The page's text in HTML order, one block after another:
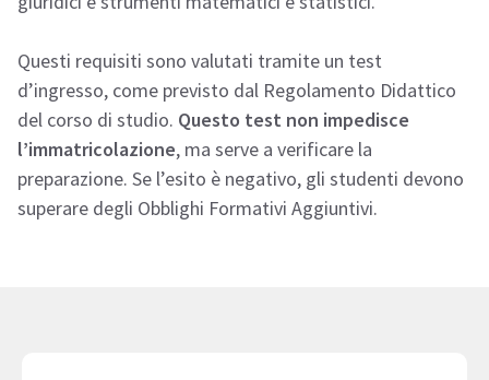
Questi requisiti sono valutati tramite un test
d’ingresso, come previsto dal Regolamento Didattico
del corso di studio. Questo test non impedisce
l’immatricolazione, ma serve a verificare la
preparazione. Se l’esito è negativo, gli studenti devono
superare degli Obblighi Formativi Aggiuntivi.